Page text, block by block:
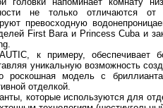
не только отличаются
превосходную
First Bara и Princess Cuba и
к примеру,
уникальную возможность
роскошная модель с
отделкой.
которые используются для